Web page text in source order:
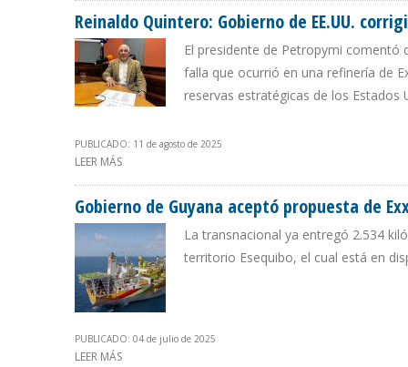
Reinaldo Quintero: Gobierno de EE.UU.
El presidente de Petropymi comentó
falla que ocurrió en una refinería de
reservas estratégicas de los Estados
PUBLICADO: 11 de agosto de 2025
LEER MÁS
Gobierno de Guyana aceptó propuesta de
La transnacional ya entregó 2.534
territorio Esequibo, el cual está en
PUBLICADO: 04 de julio de 2025
LEER MÁS